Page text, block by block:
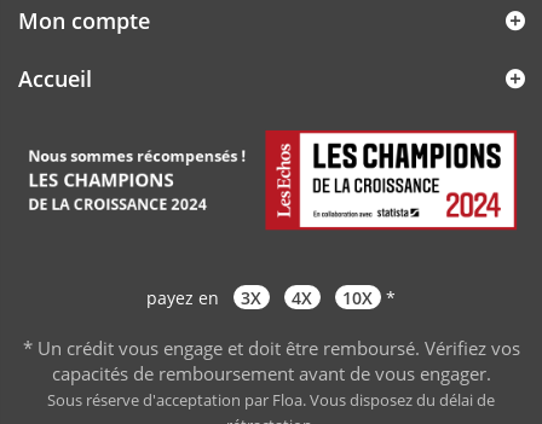
Mon compte
Accueil
payez en 3X 4X 10X *
* Un crédit vous engage et doit être remboursé. Vérifiez vos
capacités de remboursement avant de vous engager.
Sous réserve d'acceptation par Floa. Vous disposez du délai de